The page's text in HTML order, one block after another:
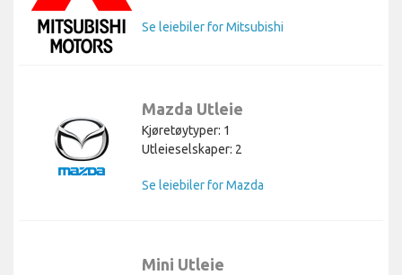
Se leiebiler for Mitsubishi
Mazda Utleie
Kjøretøytyper: 1
Utleieselskaper: 2
Se leiebiler for Mazda
Mini Utleie